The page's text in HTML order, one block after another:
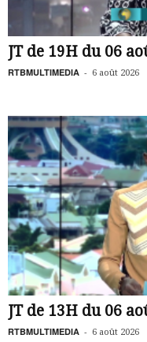
JT de 19H du 06
RTBMULTIMEDIA - 6 août 2026
JT de 13H du 06
RTBMULTIMEDIA - 6 août 2026